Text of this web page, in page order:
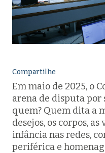
Compartilhe
Em maio de 2025, o
arena de disputa por
quem? Quem dita a
desejos, os corpos, as
infância nas redes,
periférica e